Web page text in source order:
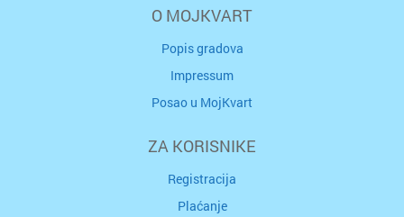
O MOJKVART
Popis gradova
Impressum
Posao u MojKvart
ZA KORISNIKE
Registracija
Plaćanje